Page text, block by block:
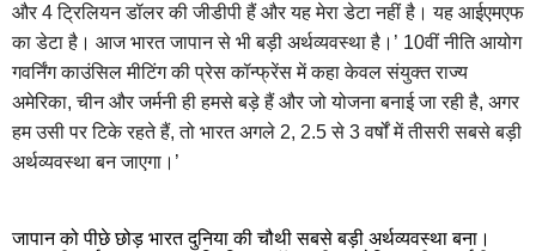
और 4 ट्रिलियन डॉलर की जीडीपी हैं और यह मेरा डेटा नहीं है। यह आईएमएफ
का डेटा है। आज भारत जापान से भी बड़ी अर्थव्यवस्था है।’ 10वीं नीति आयोग
गवर्निंग काउंसिल मीटिंग की प्रेस कॉन्फ्रेंस में कहा केवल संयुक्त राज्य
अमेरिका, चीन और जर्मनी ही हमसे बड़े हैं और जो योजना बनाई जा रही है, अगर
हम उसी पर टिके रहते हैं, तो भारत अगले 2, 2.5 से 3 वर्षों में तीसरी सबसे बड़ी
अर्थव्यवस्था बन जाएगा।’
जापान को पीछे छोड़ भारत दुनिया की चौथी सबसे बड़ी अर्थव्यवस्था बना।